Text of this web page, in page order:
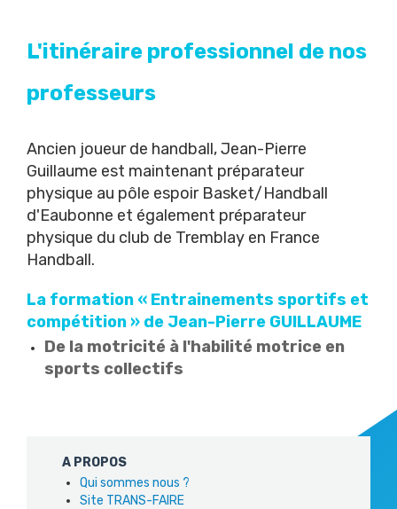
L'itinéraire professionnel de nos
professeurs
Ancien joueur de handball, Jean-Pierre
Guillaume est maintenant préparateur
physique au pôle espoir Basket/Handball
d'Eaubonne et également préparateur
physique du club de Tremblay en France
Handball.
La formation « Entrainements sportifs et
compétition » de Jean-Pierre GUILLAUME
De la motricité à l'habilité motrice en
sports collectifs
A PROPOS
Qui sommes nous ?
Site TRANS-FAIRE